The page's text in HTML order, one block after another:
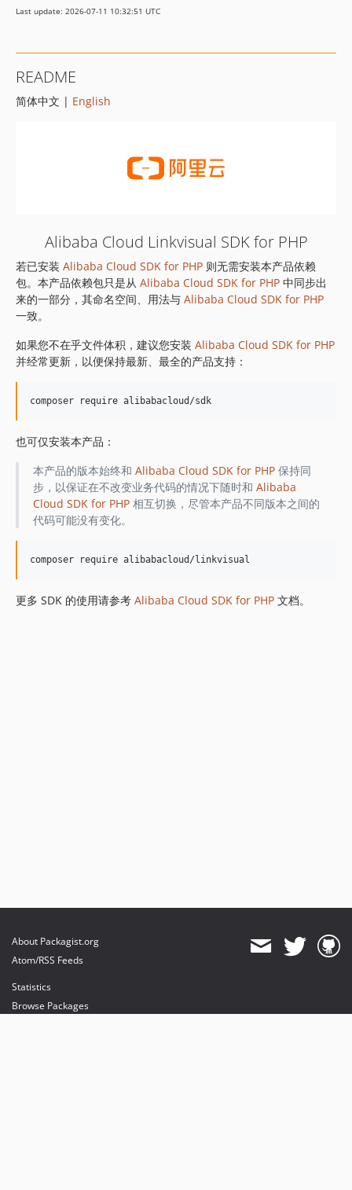
Last update: 2026-07-11 10:32:51 UTC
README
简体中文 | English
Alibaba Cloud Linkvisual SDK for PHP
若已安装 Alibaba Cloud SDK for PHP 则无需安装本产品依赖
包。本产品依赖包只是从 Alibaba Cloud SDK for PHP 中同步出
来的一部分，其命名空间、用法与 Alibaba Cloud SDK for PHP
一致。
如果您不在乎文件体积，建议您安装 Alibaba Cloud SDK for PHP
并经常更新，以便保持最新、最全的产品支持：
也可仅安装本产品：
本产品的版本始终和 Alibaba Cloud SDK for PHP保持同
步，以保证在不改变业务代码的情况下随时和 Alibaba
Cloud SDK for PHP相互切换，尽管本产品不同版本之间的
代码可能没有变化。
更多 SDK 的使用请参考 Alibaba Cloud SDK for PHP 文档。
About Packagist.org
Atom/RSS Feeds
Statistics
Browse Packages